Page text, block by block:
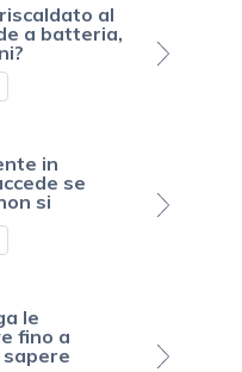
al
a batteria,
in
se
si
le
fino a